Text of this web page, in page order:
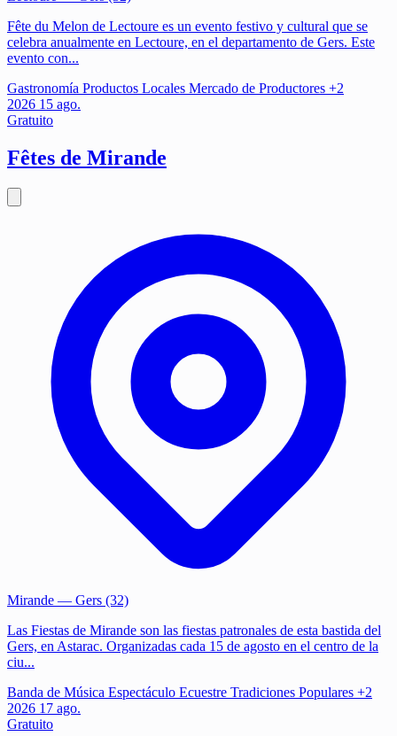
Fête du Melon de Lectoure es un evento festivo y cultural que se
celebra anualmente en Lectoure, en el departamento de Gers. Este
evento con...
Gastronomía Productos Locales Mercado de Productores +2
2026 15 ago.
Gratuito
Fêtes de Mirande
Mirande — Gers (32)
Las Fiestas de Mirande son las fiestas patronales de esta bastida del
Gers, en Astarac. Organizadas cada 15 de agosto en el centro de la
ciu...
Banda de Música Espectáculo Ecuestre Tradiciones Populares +2
2026 17 ago.
Gratuito